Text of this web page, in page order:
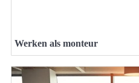
Werken als monteur